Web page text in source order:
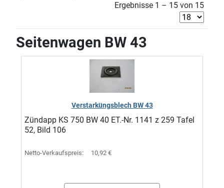
Ergebnisse 1 – 15 von 15
Seitenwagen BW 43
Verstarküngsblech BW 43
Zündapp KS 750 BW 40 ET.-Nr. 1141 z 259 Tafel
52, Bild 106
Netto-Verkaufspreis: 10,92 €